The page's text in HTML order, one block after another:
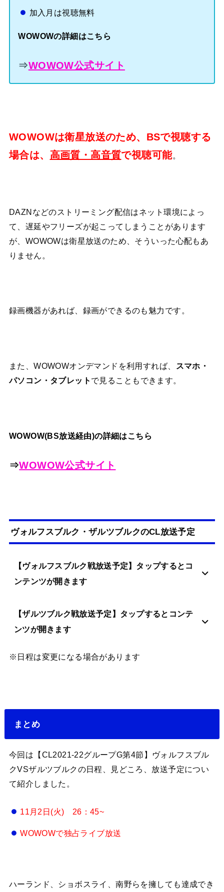
加入月は視聴無料
WOWOWの詳細はこちら
⇒WOWOW公式サイト
WOWOWは衛星放送のため、BSで視聴する
場合は、 高画質・高音質で視聴可能。
DAZNなどのストリーミング配信はネット環境によっ
て、遅延やフリーズが起こってしまうことがあります
が、WOWOWは衛星放送のため、そういった心配もあ
りません。
録画機器があれば、録画ができるのも魅力です。
また、WOWOWオンデマンドを利用すれば、
スマホ・
パソコン・タブレット で見ることもできます。
WOWOW(BS放送経由)の詳細はこちら
⇒WOWOW公式サイト
ヴォルフスブルク・ザルツブルクのCL放送予定
【ヴォルフスブルク戦放送予定】タップするとコ
ンテンツが開きます
【ザルツブルク戦放送予定】タップするとコンテ
ンツが開きます
※日程は変更になる場合があります
まとめ
今回は【CL2021-22グループG第4節】ヴォルフスブル
クVSザルツブルクの日程、見どころ、放送予定につい
て紹介しました。
11月2日(火) 26：45~
WOWOWで独占ライブ放送
ハーランド、ショボスライ、南野らを擁しても達成でき